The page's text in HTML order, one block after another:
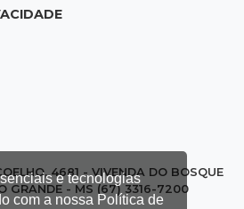
e tecnologias
com a nossa Política de
Oeste
avião interceptado pela
4681 - VIVENDA DO BOSQUE
GRANDE - MS (67) 3316-7200